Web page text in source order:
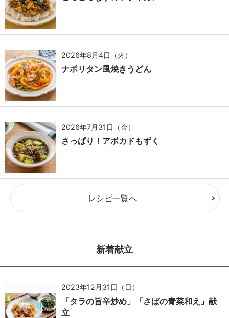
2026年8月4日（火）
ナポリタン風焼きうどん
2026年7月31日（金）
さっぱり！アボカドもずく
レシピ一覧へ
新着献立
2023年12月31日（日）
「タラの旨辛炒め」「さばの青菜和え」献
立